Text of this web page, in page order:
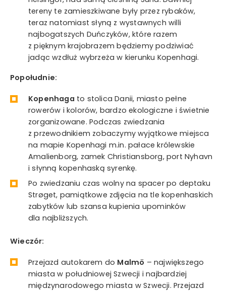
tereny te zamieszkiwane były przez rybaków,
teraz natomiast słyną z wystawnych willi
najbogatszych Duńczyków, które razem
z pięknym krajobrazem będziemy podziwiać
jadąc wzdłuż wybrzeża w kierunku Kopenhagi.
Popołudnie:
Kopenhaga to stolica Danii, miasto pełne
rowerów i kolorów, bardzo ekologiczne i świetnie
zorganizowane. Podczas zwiedzania
z przewodnikiem zobaczymy wyjątkowe miejsca
na mapie Kopenhagi m.in. pałace królewskie
Amalienborg, zamek Christiansborg, port Nyhavn
i słynną kopenhaską syrenkę.
Po zwiedzaniu czas wolny na spacer po deptaku
Strøget, pamiątkowe zdjęcia na tle kopenhaskich
zabytków lub szansa kupienia upominków
dla najbliższych.
Wieczór:
Przejazd autokarem do Malmö – największego
miasta w południowej Szwecji i najbardziej
międzynarodowego miasta w Szwecji. Przejazd